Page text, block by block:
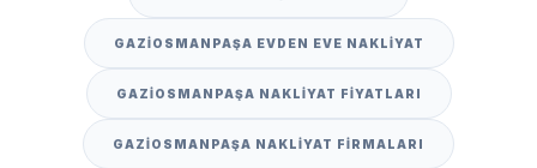
GAZIOSMANPAŞA EVDEN EVE NAKLIYAT
GAZIOSMANPAŞA NAKLIYAT FIYATLARI
GAZIOSMANPAŞA NAKLIYAT FIRMALARI